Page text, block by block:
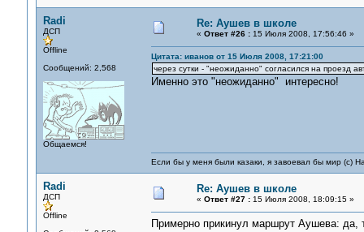
Radi
ДСП
Offline
Сообщений: 2,568
Общаемся!
Re: Аушев в школе
« Ответ #26 :15 Июля 2008, 17:56:46 »
Цитата: иванов от 15 Июля 2008, 17:21:00
через сутки - "неожиданно" согласился на проезд
Именно это "неожиданно" интересно!
Если бы у меня были казаки, я завоевал бы мир (с)
Radi
ДСП
Offline
Re: Аушев в школе
« Ответ #27 :15 Июля 2008, 18:09:15 »
Примерно прикинул маршрут Аушева: да,